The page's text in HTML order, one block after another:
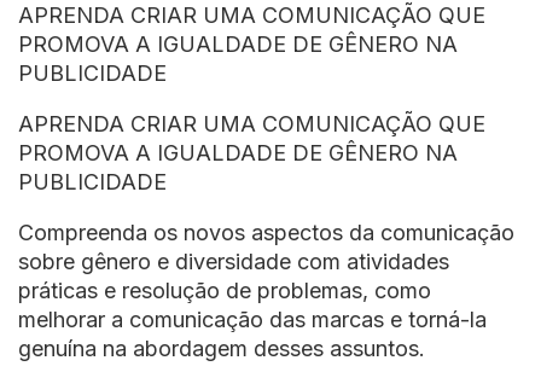
APRENDA CRIAR UMA COMUNICAÇÃO QUE
PROMOVA A IGUALDADE DE GÊNERO NA
PUBLICIDADE
APRENDA CRIAR UMA COMUNICAÇÃO QUE
PROMOVA A IGUALDADE DE GÊNERO NA
PUBLICIDADE
Compreenda os novos aspectos da comunicação
sobre gênero e diversidade com atividades
práticas e resolução de problemas, como
melhorar a comunicação das marcas e torná-la
genuína na abordagem desses assuntos.